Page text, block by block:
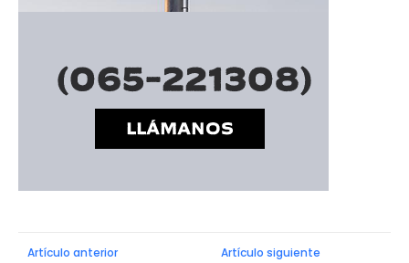
Artículo anterior Artículo siguiente